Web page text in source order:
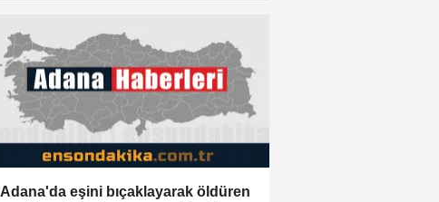
Adana'da eşini bıçaklayarak öldüren